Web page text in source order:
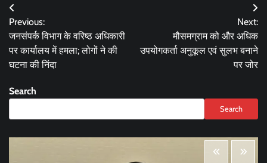
Post
navigation
Previous:
जनसंपर्क विभाग के वरिष्ठ अधिकारी
पर कार्यालय में हमला; लोगों ने की
घटना की निंदा
Next:
मौसमग्राम को और अधिक
उपयोगकर्ता अनुकूल एवं सुलभ बनाने
पर जोर
Search
Search